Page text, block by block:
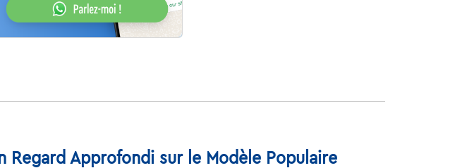
Regard Approfondi sur le Modèle Populaire